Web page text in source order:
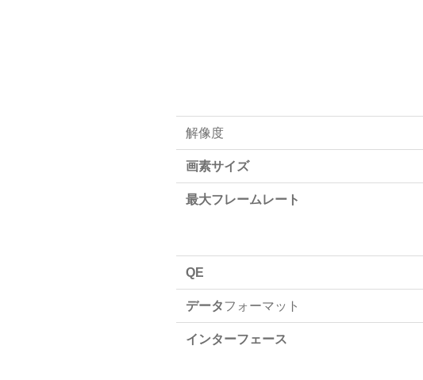
解像度
画素サイズ
最大フレームレート
QE
データフォーマット
インターフェース